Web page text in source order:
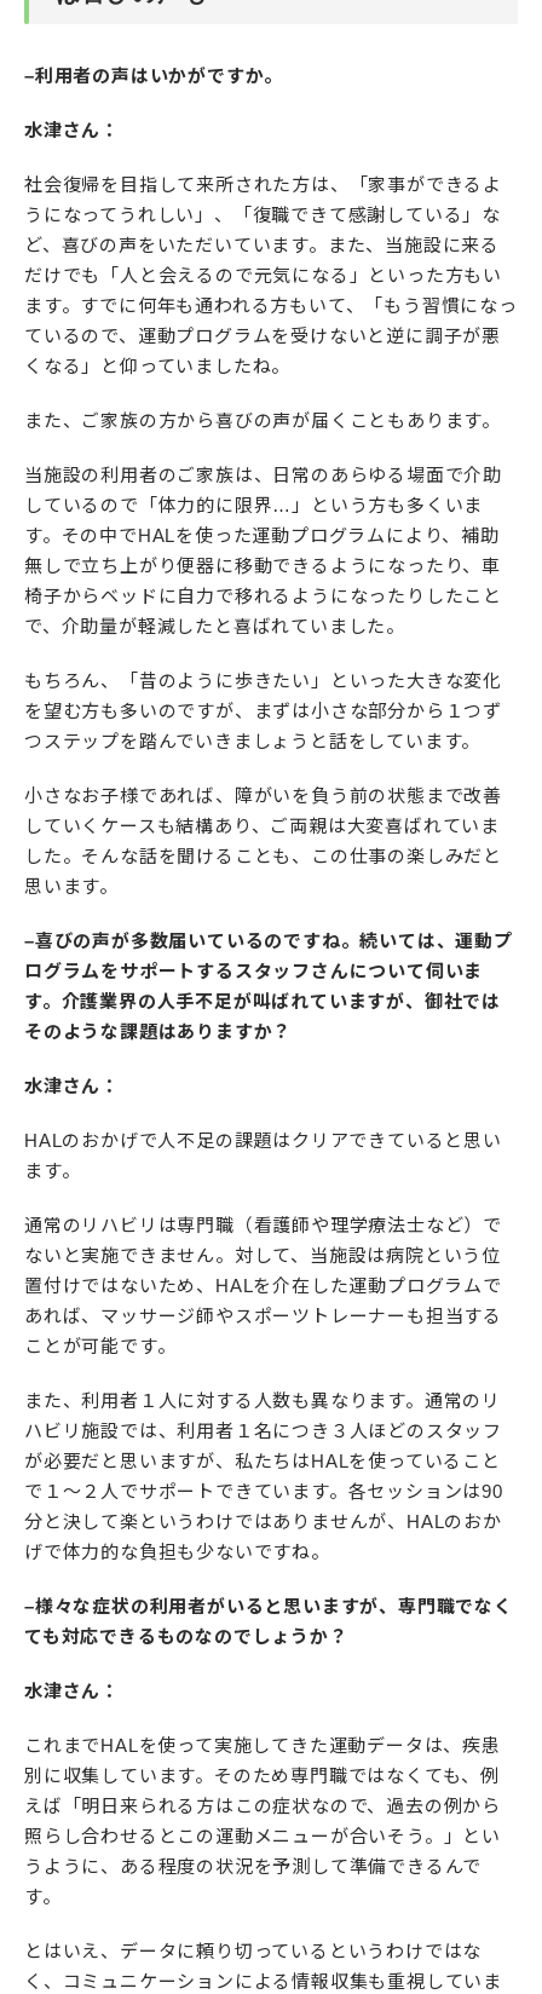
–利用者の声はいかがですか。
水津さん：
社会復帰を目指して来所された方は、「家事ができるよ
うになってうれしい」、「復職できて感謝している」な
ど、喜びの声をいただいています。また、当施設に来る
だけでも「人と会えるので元気になる」といった方もい
ます。すでに何年も通われる方もいて、「もう習慣になっ
ているので、運動プログラムを受けないと逆に調子が悪
くなる」と仰っていましたね。
また、ご家族の方から喜びの声が届くこともあります。
当施設の利用者のご家族は、日常のあらゆる場面で介助
しているので「体力的に限界…」という方も多くいま
す。その中でHALを使った運動プログラムにより、補助
無しで立ち上がり便器に移動できるようになったり、車
椅子からベッドに自力で移れるようになったりしたこと
で、介助量が軽減したと喜ばれていました。
もちろん、「昔のように歩きたい」といった大きな変化
を望む方も多いのですが、まずは小さな部分から１つず
つステップを踏んでいきましょうと話をしています。
小さなお子様であれば、障がいを負う前の状態まで改善
していくケースも結構あり、ご両親は大変喜ばれていま
した。そんな話を聞けることも、この仕事の楽しみだと
思います。
–喜びの声が多数届いているのですね。続いては、運動プ
ログラムをサポートするスタッフさんについて伺いま
す。介護業界の人手不足が叫ばれていますが、御社では
そのような課題はありますか？
水津さん：
HALのおかげで人不足の課題はクリアできていると思い
ます。
通常のリハビリは専門職（看護師や理学療法士など）で
ないと実施できません。対して、当施設は病院という位
置付けではないため、HALを介在した運動プログラムで
あれば、マッサージ師やスポーツトレーナーも担当する
ことが可能です。
また、利用者１人に対する人数も異なります。通常のリ
ハビリ施設では、利用者１名につき３人ほどのスタッフ
が必要だと思いますが、私たちはHALを使っていること
で１〜２人でサポートできています。各セッションは90
分と決して楽というわけではありませんが、HALのおか
げで体力的な負担も少ないですね。
–様々な症状の利用者がいると思いますが、専門職でなく
ても対応できるものなのでしょうか？
水津さん：
これまでHALを使って実施してきた運動データは、疾患
別に収集しています。そのため専門職ではなくても、例
えば「明日来られる方はこの症状なので、過去の例から
照らし合わせるとこの運動メニューが合いそう。」とい
うように、ある程度の状況を予測して準備できるんで
す。
とはいえ、データに頼り切っているというわけではな
く、コミュニケーションによる情報収集も重視していま